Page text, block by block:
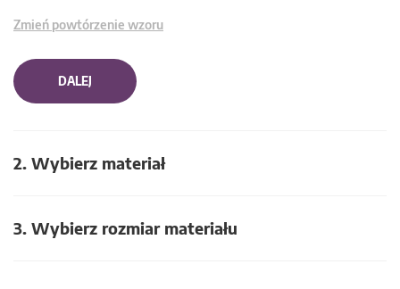
Zmień powtórzenie wzoru
DALEJ
2. Wybierz materiał
3. Wybierz rozmiar materiału